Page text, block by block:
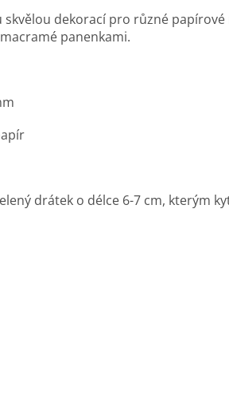
skvělou dekorací pro různé
panenkami.
drátek o délce 6-7 cm, kterým